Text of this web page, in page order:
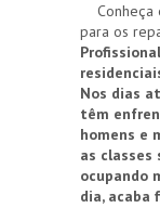
Conheça
para os
Nos dias
têm
homens e
as classes
ocupando
dia, acaba